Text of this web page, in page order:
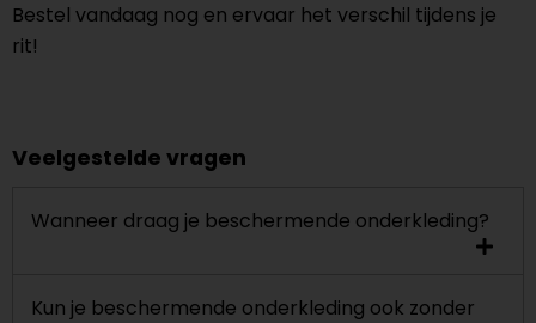
Bestel vandaag nog en ervaar het verschil tijdens je
rit!
Veelgestelde vragen
Wanneer draag je beschermende onderkleding?
Kun je beschermende onderkleding ook zonder